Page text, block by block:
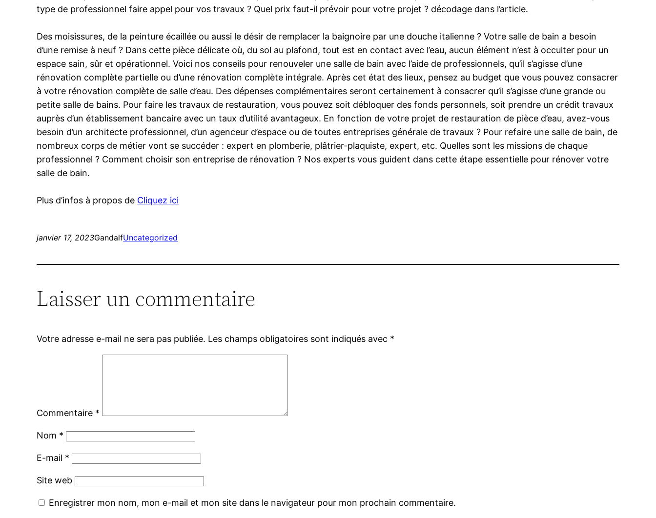
type de professionnel faire appel pour vos travaux ? Quel prix faut-il prévoir pour votre projet ? décodage dans l’article.
Des moisissures, de la peinture écaillée ou aussi le désir de remplacer la baignoire par une douche italienne ? Votre salle de bain a besoin
d’une remise à neuf ? Dans cette pièce délicate où, du sol au plafond, tout est en contact avec l’eau, aucun élément n’est à occulter pour un
espace sain, sûr et opérationnel. Voici nos conseils pour renouveler une salle de bain avec l’aide de professionnels, qu’il s’agisse d’une
rénovation complète partielle ou d’une rénovation complète intégrale. Après cet état des lieux, pensez au budget que vous pouvez consacrer
à votre rénovation complète de salle d’eau. Des dépenses complémentaires seront certainement à consacrer qu’il s’agisse d’une grande ou
petite salle de bains. Pour faire les travaux de restauration, vous pouvez soit débloquer des fonds personnels, soit prendre un crédit travaux
auprès d’un établissement bancaire avec un taux d’utilité avantageux. En fonction de votre projet de restauration de pièce d’eau, avez-vous
besoin d’un architecte professionnel, d’un agenceur d’espace ou de toutes entreprises générale de travaux ? Pour refaire une salle de bain, de
nombreux corps de métier vont se succéder : expert en plomberie, plâtrier-plaquiste, expert, etc. Quelles sont les missions de chaque
professionnel ? Comment choisir son entreprise de rénovation ? Nos experts vous guident dans cette étape essentielle pour rénover votre
salle de bain.
Plus d’infos à propos de Cliquez ici
janvier 17, 2023GandalfUncategorized
Laisser un commentaire
Votre adresse e-mail ne sera pas publiée. Les champs obligatoires sont indiqués avec *
Commentaire *
Nom *
E-mail *
Site web
Enregistrer mon nom, mon e-mail et mon site dans le navigateur pour mon prochain commentaire.